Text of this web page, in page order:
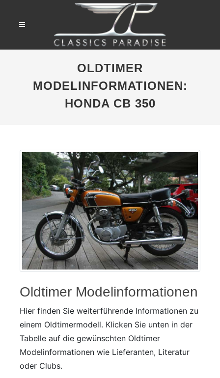
OLDTIMER
MODELINFORMATIONEN:
HONDA CB 350
Oldtimer Modelinformationen
Hier finden Sie weiterführende Informationen zu
einem Oldtimermodell. Klicken Sie unten in der
Tabelle auf die gewünschten Oldtimer
Modelinformationen wie Lieferanten, Literatur
oder Clubs.